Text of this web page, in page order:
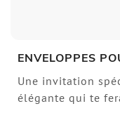
ENVELOPPES
Une invitation
élégante qui te